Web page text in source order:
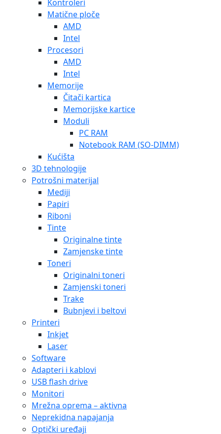
Kontroleri
Matične ploče
AMD
Intel
Procesori
AMD
Intel
Memorije
Čitači kartica
Memorijske kartice
Moduli
PC RAM
Notebook RAM (SO-DIMM)
Kućišta
3D tehnologije
Potrošni materijal
Mediji
Papiri
Riboni
Tinte
Originalne tinte
Zamjenske tinte
Toneri
Originalni toneri
Zamjenski toneri
Trake
Bubnjevi i beltovi
Printeri
Inkjet
Laser
Software
Adapteri i kablovi
USB flash drive
Monitori
Mrežna oprema – aktivna
Neprekidna napajanja
Optički uređaji